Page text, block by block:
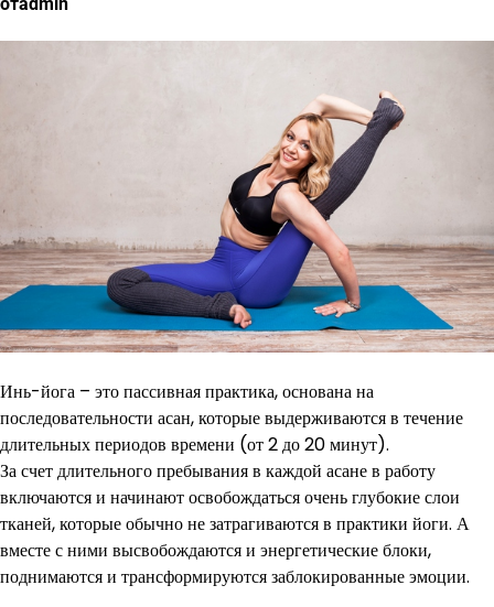
Инь-йога – это пассивная практика, основана на
последовательности асан, которые выдерживаются в течение
длительных периодов времени (от 2 до 20 минут).
За счет длительного пребывания в каждой асане в работу
включаются и начинают освобождаться очень глубокие слои
тканей, которые обычно не затрагиваются в практики йоги. А
вместе с ними высвобождаются и энергетические блоки,
поднимаются и трансформируются заблокированные эмоции.